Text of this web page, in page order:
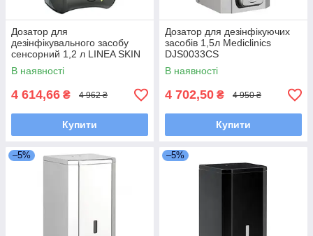
Дозатор для
дезінфікувального засобу
сенсорний 1,2 л LINEA SKIN
A92810
В наявності
4 614,66 ₴ 4 962 ₴
Купити
Дозатор для дезінфікуючих
засобів 1,5л Mediclinics
DJS0033CS
В наявності
4 702,50 ₴ 4 950 ₴
Купити
–5% –5%